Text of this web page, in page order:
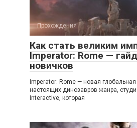
Прохождения
Как стать великим
Imperator: Rome —
новичков
Imperator: Rome — новая глобальная
настоящих динозавров жанра,
Interactive, которая